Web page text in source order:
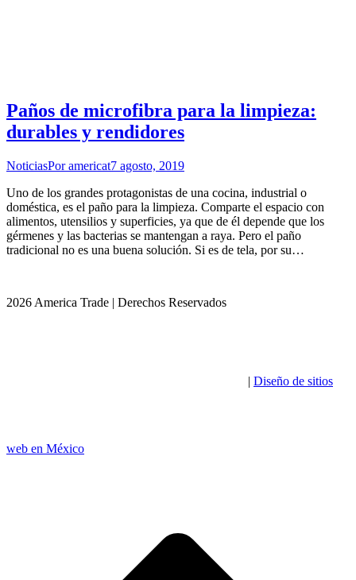
Paños de microfibra para la limpieza:
durables y rendidores
NoticiasPoramericat7 agosto, 2019
Uno de los grandes protagonistas de una cocina, industrial o
doméstica, es el paño para la limpieza. Comparte el espacio con
alimentos, utensilios y superficies, ya que de él depende que los
gérmenes y las bacterias se mantengan a raya. Pero el paño
tradicional no es una buena solución. Si es de tela, por su…
2026 America Trade | Derechos Reservados
| Diseño de sitios
web en México